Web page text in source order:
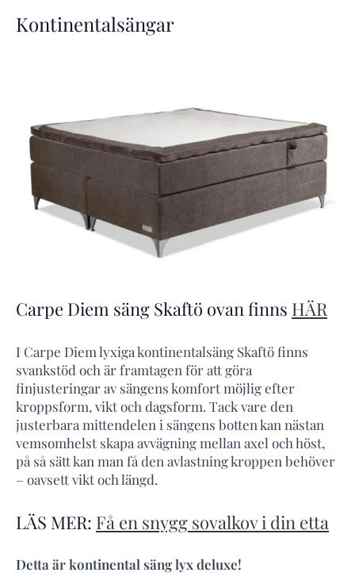
Kontinentalsängar
Carpe Diem säng Skaftö ovan finns HÄR
I Carpe Diem lyxiga kontinentalsäng Skaftö finns
svankstöd och är framtagen för att göra
finjusteringar av sängens komfort möjlig efter
kroppsform, vikt och dagsform. Tack vare den
justerbara mittendelen i sängens botten kan nästan
vemsomhelst skapa avvägning mellan axel och höst,
på så sätt kan man få den avlastning kroppen behöver
– oavsett vikt och längd.
LÄS MER: Få en snygg sovalkov i din etta
Detta är kontinental säng lyx deluxe!